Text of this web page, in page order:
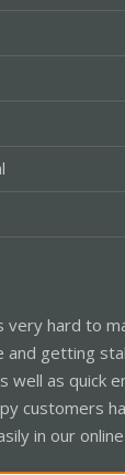
hard to
getting
well as quick
customers
in our